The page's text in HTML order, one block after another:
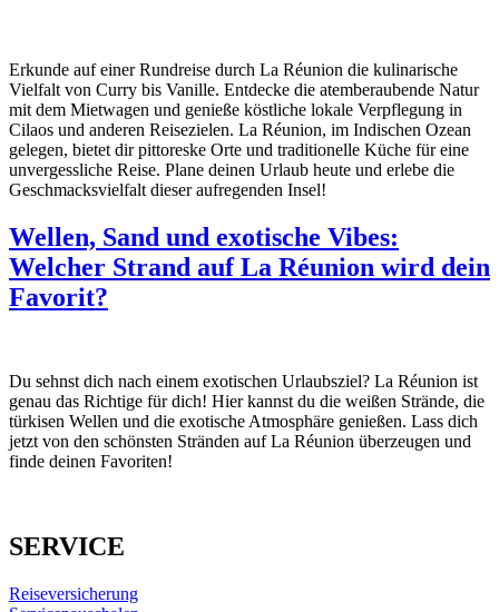
Erkunde auf einer Rundreise durch La Réunion die kulinarische
Vielfalt von Curry bis Vanille. Entdecke die atemberaubende Natur
mit dem Mietwagen und genieße köstliche lokale Verpflegung in
Cilaos und anderen Reisezielen. La Réunion, im Indischen Ozean
gelegen, bietet dir pittoreske Orte und traditionelle Küche für eine
unvergessliche Reise. Plane deinen Urlaub heute und erlebe die
Geschmacksvielfalt dieser aufregenden Insel!
Wellen, Sand und exotische Vibes:
Welcher Strand auf La Réunion wird dein
Favorit?
Du sehnst dich nach einem exotischen Urlaubsziel? La Réunion ist
genau das Richtige für dich! Hier kannst du die weißen Strände, die
türkisen Wellen und die exotische Atmosphäre genießen. Lass dich
jetzt von den schönsten Stränden auf La Réunion überzeugen und
finde deinen Favoriten!
SERVICE
Reiseversicherung